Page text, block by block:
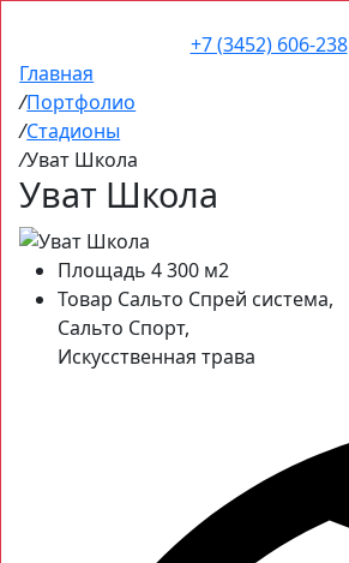
+7 (3452) 606-238
Главная
/Портфолио
/Стадионы
/Уват Школа
Уват Школа
Площадь 4 300 м2
Товар Сальто Спрей система,
Сальто Спорт,
Искусственная трава